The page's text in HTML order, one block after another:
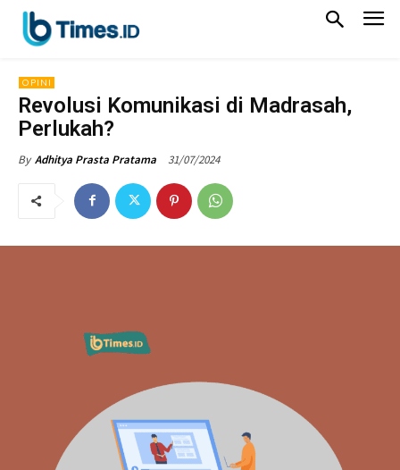
OPINI
Revolusi Komunikasi di Madrasah,
Perlukah?
By Adhitya Prasta Pratama 31/07/2024